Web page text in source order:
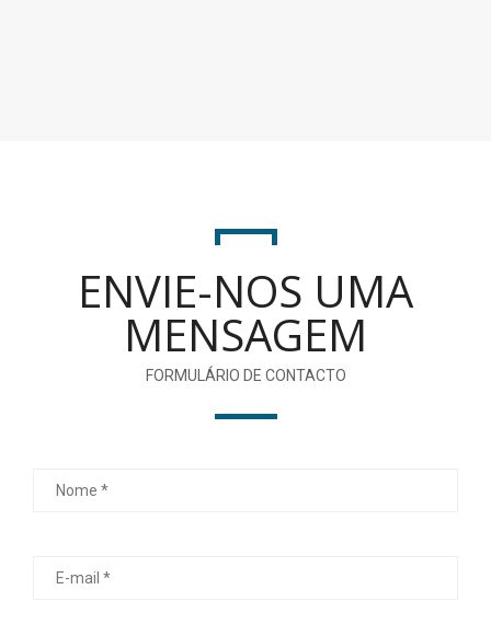
ENVIE-NOS UMA
MENSAGEM
FORMULÁRIO DE CONTACTO